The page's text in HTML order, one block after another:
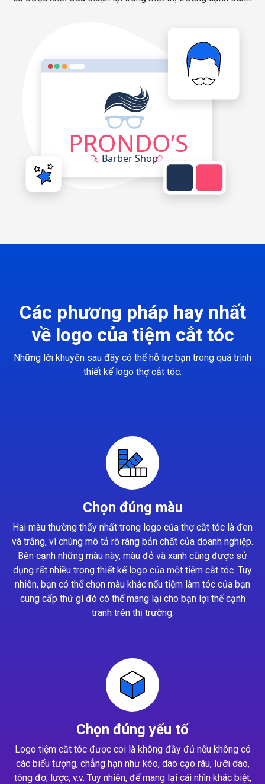
Các phương pháp hay nhất
về logo của tiệm cắt tóc
Những lời khuyên sau đây có thể hỗ trợ bạn trong quá trình
thiết kế logo thợ cắt tóc.
Chọn đúng màu
Hai màu thường thấy nhất trong logo của thợ cắt tóc là đen
và trắng, vì chúng mô tả rõ ràng bản chất của doanh nghiệp.
Bên cạnh những màu này, màu đỏ và xanh cũng được sử
dụng rất nhiều trong thiết kế logo của một tiệm cắt tóc. Tuy
nhiên, bạn có thể chọn màu khác nếu tiệm làm tóc của bạn
cung cấp thứ gì đó có thể mang lại cho bạn lợi thế cạnh
tranh trên thị trường.
Chọn đúng yếu tố
Logo tiệm cắt tóc được coi là không đầy đủ nếu không có
các biểu tượng, chẳng hạn như kéo, dao cạo râu, lưỡi dao,
tông đơ, lược, v.v. Tuy nhiên, để mang lại cái nhìn khác biệt,